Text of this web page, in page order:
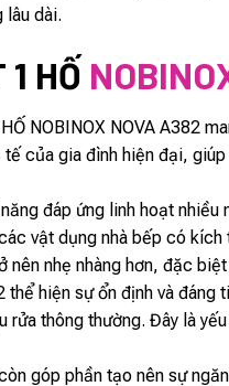
lâu dài.
HỐ
NOBINOX NOVA A382
của gia đình hiện đại,
đáp ứng linh hoạt
vật dụng nhà bếp có
nhẹ nhàng hơn, đặc
hiện sự ổn định và
thông thường. Đây là
góp phần tạo nên sự